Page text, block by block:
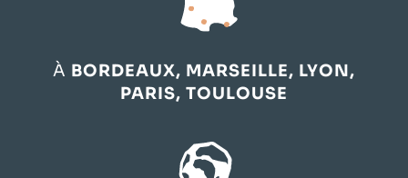
À BORDEAUX, MARSEILLE, LYON,
PARIS, TOULOUSE